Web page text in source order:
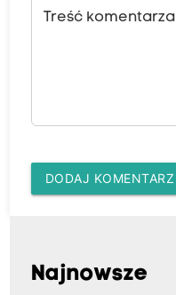
Treść komentarza
DODAJ KOMENTARZ
Najnowsze